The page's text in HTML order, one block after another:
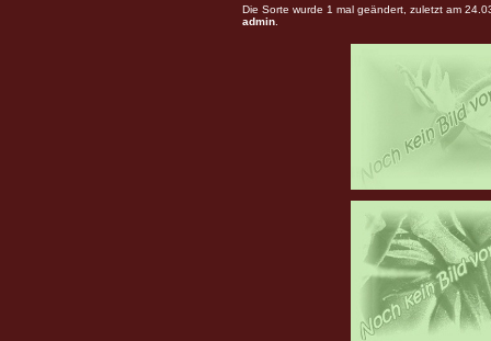
Die Sorte wurde 1 mal geändert, zuletzt am
admin